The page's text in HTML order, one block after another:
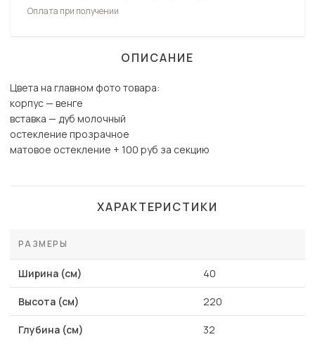
Оплата при получении
ОПИСАНИЕ
Цвета на главном фото товара:
корпус — венге
вставка — дуб молочный
остекление прозрачное
матовое остекление + 100 руб за секцию
ХАРАКТЕРИСТИКИ
РАЗМЕРЫ
Ширина (см) 40
Высота (см) 220
Глубина (см) 32